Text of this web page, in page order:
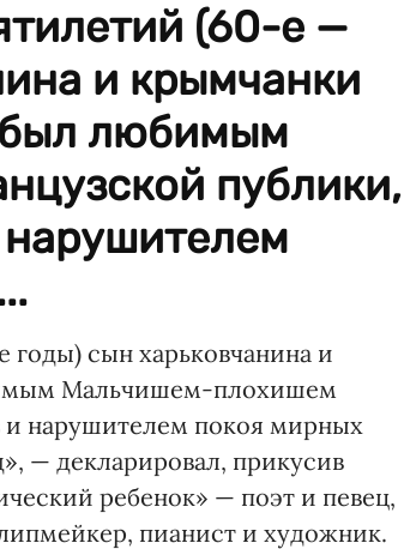
(60-е —
и крымчанки
любимым
публики,
годы) сын харьковчанина и
Мальчишем-плохишем
и нарушителем покоя мирных
— декларировал, прикусив
ребенок» — поэт и певец,
пианист и художник.